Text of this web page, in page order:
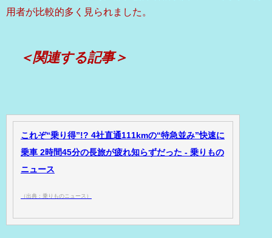
用者が比較的多く見られました。
＜関連する記事＞
これぞ“乗り得”!? 4社直通111kmの“特急並み”快速に
乗車 2時間45分の長旅が疲れ知らずだった - 乗りもの
ニュース
（出典：乗りものニュース）